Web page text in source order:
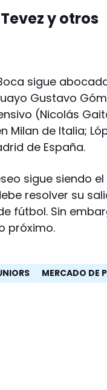
y otros
sigue
Gustavo
(Nicolás
Milan de Italia;
de España.
sigue siendo
resolver su
fútbol. Sin
próximo.
MERCADO DE